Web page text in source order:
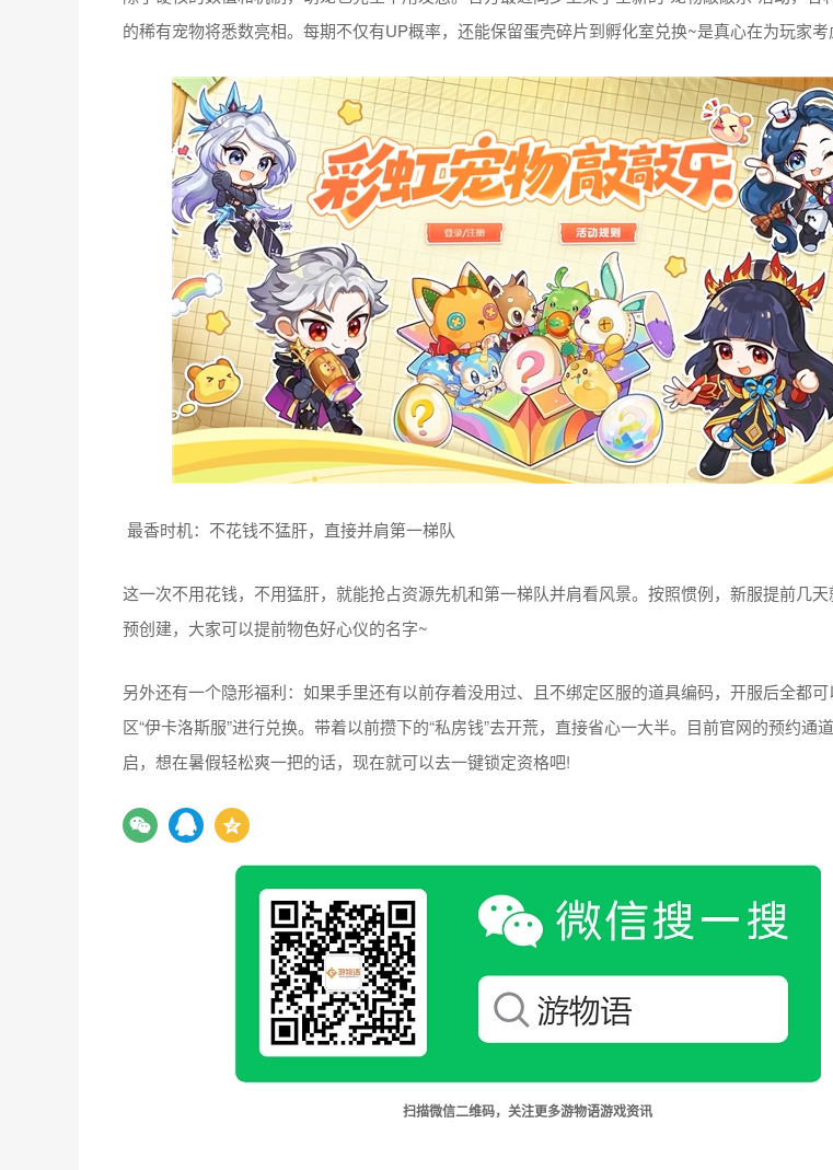
的稀有宠物将悉数亮相。每期不仅有UP概率，还能保留蛋壳碎片到孵化室兑换~是真心在为玩家考
最香时机：不花钱不猛肝，直接并肩第一梯队
这一次不用花钱，不用猛肝，就能抢占资源先机和第一梯队并肩看风景。按照惯例，新服提前几
预创建，大家可以提前物色好心仪的名字~
另外还有一个隐形福利：如果手里还有以前存着没用过、且不绑定区服的道具编码，开服后全都
区“伊卡洛斯服”进行兑换。带着以前攒下的“私房钱”去开荒，直接省心一大半。目前官网的预约通
启，想在暑假轻松爽一把的话，现在就可以去一键锁定资格吧!
扫描微信二维码，关注更多游物语游戏资讯